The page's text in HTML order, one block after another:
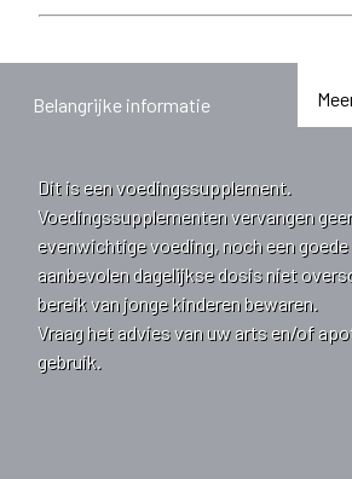
Belangrijke informatie
Dit is een voedingssupplement.
Voedingssupplementen vervangen
evenwichtige voeding, noch een
aanbevolen dagelijkse dosis niet
bereik van jonge kinderen bewaren.
Vraag het advies van uw arts en/of
gebruik.